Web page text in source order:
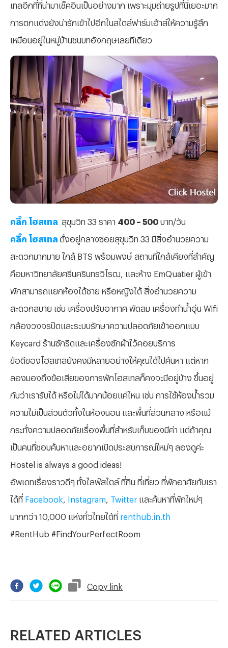
เทลอีกที่ที่น่ามาเช็คอินเป็นอย่างมาก เพราะมุมถ่ายรูปที่นี่เยอะมาก
การตกแต่งยังน่ารักเข้าไปอีกในสไตล์ฟาร์มเฮ้าส์ให้ความรู้สึก
เหมือนอยู่ในหมู่บ้านชนบทอังกฤษเลยทีเดียว
คลิ๊ก โฮสเทล สุขุมวิท 33 ราคา 400 – 500 บาท/วัน
คลิ๊ก โฮสเทล ตั้งอยู่กลางซอยสุขุมวิท 33 มีสิ่งอำนวยความ
สะดวกมากมาย ใกล้ BTS พร้อมพงษ์ สถานที่ใกล้เคียงที่สำคัญ
คือมหาวิทยาลัยศรีนครินทรวิโรฒ, และห้าง EmQuatier ผู้เข้า
พักสามารถแยกห้องได้ชาย หรือหญิงได้ สิ่งอำนวยความ
สะดวกสบาย เช่น เครื่องปรับอากาศ พัดลม เครื่องทำน้ำอุ่น Wifi
กล้องวงจรปิดและระบบรักษาความปลอดภัยเข้าออกแบบ
Keycard ร้านซักรีดและเครื่องซักผ้าไว้คอยบริการ
ข้อดีของโฮสเทลยังคงมีหลายอย่างให้คุณได้ไปค้นหา แต่หาก
ลองมองถึงข้อเสียของการพักโฮสเทลก็คงจะมีอยู่บ้าง ขึ้นอยู่
กับว่าเรารับได้ หรือไม่ได้มากน้อยแค่ไหน เช่น การใช้ห้องน้ำรวม
ความไม่เป็นส่วนตัวทั้งในห้องนอน และพื้นที่ส่วนกลาง หรือแม้
กระทั่งความปลอดภัยเรื่องพื้นที่สำหรับเก็บของมีค่า แต่ถ้าคุณ
เป็นคนที่ชอบค้นหาและอยากเปิดประสบการณ์ใหม่ๆ ลองดูค่ะ
Hostel is always a good ideas!
อัพเดทเรื่องราวดีๆ ทั้งไลฟ์สไตล์ ที่กิน ที่เที่ยว ที่พักอาศัยกับเรา
ได้ที่ Facebook Instagram Twitter และค้นหาที่พักใหม่ๆ
มากกว่า 10,000 แห่งทั่วไทยได้ที่ renthub.in.th
#RentHub #FindYourPerfectRoom
Copy link
RELATED ARTICLES